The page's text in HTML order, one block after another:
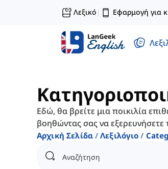
Λεξικό | Εφαρμογή για
Εδώ, θα βρείτε μια ποικιλία
βοηθώντας σας να εξερευνήσετε
Αρχική Σελίδα Λεξιλόγιο